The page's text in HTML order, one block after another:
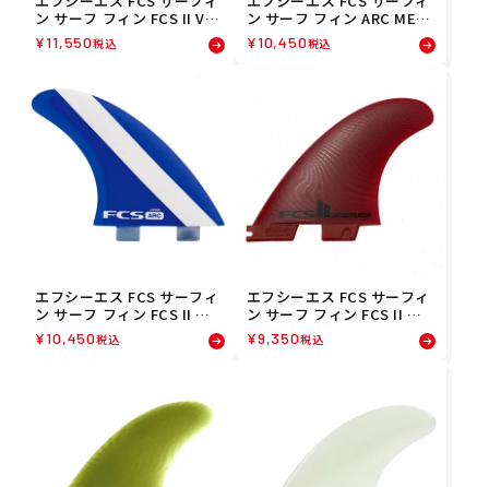
ン サーフ フィン FCS II V2
ピーシースラスター セット
M 1120-156-00-R
¥11,550税込
ン サーフ フィン ARC MEDI
UM PC TRI FIN SET 1172-1
62-00-R
¥10,450税込
エフシーエス FCS サーフィ
ン サーフ フィン FCS II エ
ーアールシー パフォーマン
スコア スラスターセット L
¥10,450税込
エフシーエス FCS サーフィ
ン サーフ フィン FCS II ア
クセラレーター ネオグラス
スラスターセット M FACC-
¥9,350税込